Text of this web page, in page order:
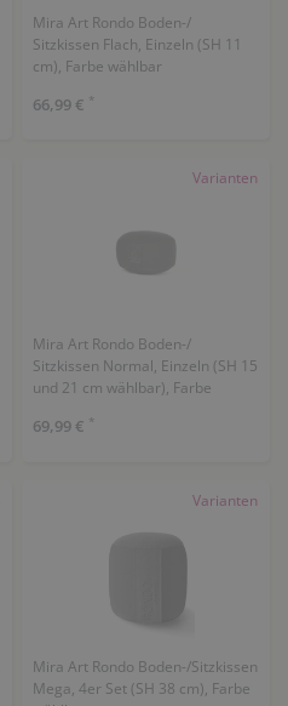
Mira Art Rondo Boden-/
Sitzkissen Flach, Einzeln (SH 11
cm), Farbe wählbar
66,99 € *
Varianten
Mira Art Rondo Boden-/
Sitzkissen Normal, Einzeln (SH 15
und 21 cm wählbar), Farbe
69,99 € *
Varianten
Mira Art Rondo Boden-/Sitzkissen
Mega, 4er Set (SH 38 cm), Farbe